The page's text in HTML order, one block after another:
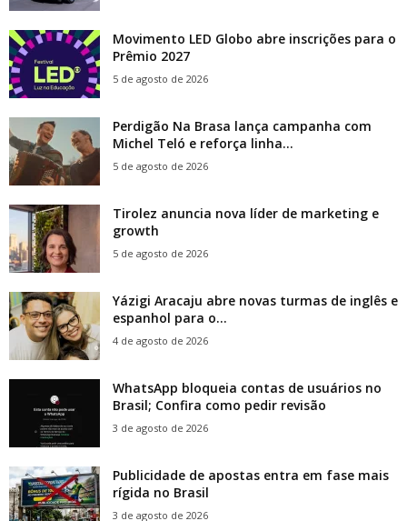
Movimento LED Globo abre inscrições para o
Prêmio 2027
5 de agosto de 2026
Perdigão Na Brasa lança campanha com
Michel Teló e reforça linha...
5 de agosto de 2026
Tirolez anuncia nova líder de marketing e
growth
5 de agosto de 2026
Yázigi Aracaju abre novas turmas de inglês e
espanhol para o...
4 de agosto de 2026
WhatsApp bloqueia contas de usuários no
Brasil; Confira como pedir revisão
3 de agosto de 2026
Publicidade de apostas entra em fase mais
rígida no Brasil
3 de agosto de 2026